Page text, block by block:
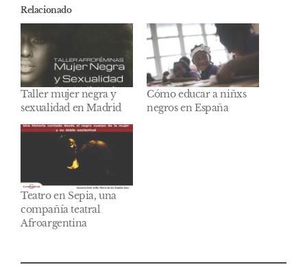
Relacionado
Taller mujer negra y
sexualidad en Madrid
Cómo educar a niñxs
negros en España
Teatro en Sepia, una
compañía teatral
Afroargentina